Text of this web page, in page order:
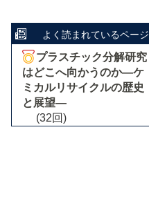
よく読まれているページ
プラスチック分解研究
はどこへ向かうのか―ケ
ミカルリサイクルの歴史
と展望―
(32回)